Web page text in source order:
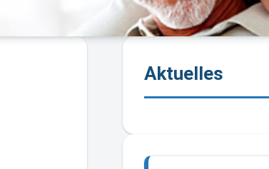
Aktuelles